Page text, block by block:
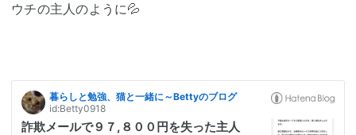
ウチの主人のように💦